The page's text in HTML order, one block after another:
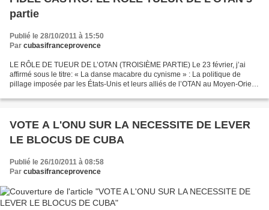
partie
Publié le 28/10/2011 à 15:50
Par cubasifranceprovence
LE RÔLE DE TUEUR DE L’OTAN (TROISIÈME PARTIE) Le 23 février, j’ai
affirmé sous le titre: « La danse macabre du cynisme » : La politique de
pillage imposée par les États-Unis et leurs alliés de l’OTAN au Moyen-Orient
VOTE A L'ONU SUR LA NECESSITE DE LEVER
LE BLOCUS DE CUBA
Publié le 26/10/2011 à 08:58
Par cubasifranceprovence